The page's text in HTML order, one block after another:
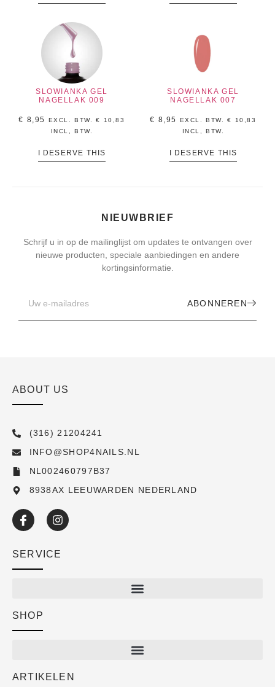
SLOWIANKA GEL
NAGELLAK 009
€ 8,95 EXCL. BTW.€
10,83
INCL, BTW.
I DESERVE THIS
SLOWIANKA GEL
NAGELLAK 007
€ 8,95 EXCL. BTW.€
10,83
INCL, BTW.
I DESERVE THIS
NIEUWBRIEF
Schrijf u in op de mailinglijst om updates te ontvangen over
nieuwe producten, speciale aanbiedingen en andere
kortingsinformatie.
ABONNEREN
ABOUT US
(316) 21204241
INFO@SHOP4NAILS.NL
NL002460797B37
8938AX LEEUWARDEN NEDERLAND
SERVICE
SHOP
ARTIKELEN